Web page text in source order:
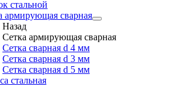
стальной
армирующая сварная
Назад
Сетка армирующая сварная
Сетка сварная d 4 мм
Сетка сварная d 3 мм
Сетка сварная d 5 мм
стальная